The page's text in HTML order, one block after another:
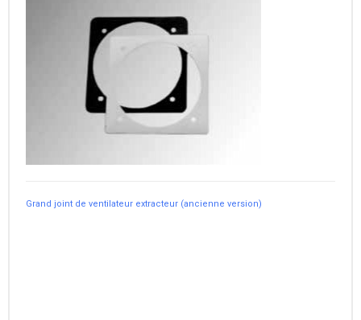
Grand joint de ventilateur extracteur (ancienne version)